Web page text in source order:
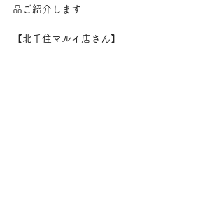
品ご紹介します
【北千住マルイ店さん】